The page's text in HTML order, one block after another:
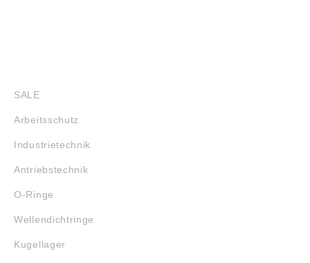
SALE
Arbeitsschutz
Industrietechnik
Antriebstechnik
O-Ringe
Wellendichtringe
Kugellager